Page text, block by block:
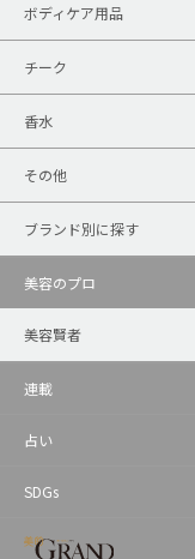
ボディケア用品
チーク
香水
その他
ブランド別に探す
美容のプロ
美容賢者
連載
占い
SDGs